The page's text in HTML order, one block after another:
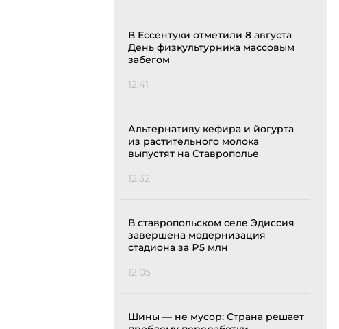
В Ессентуки отметили 8 августа
День физкультурника массовым
забегом
12:41
Альтернативу кефира и йогурта
из растительного молока
выпустят на Ставрополье
12:32
В ставропольском селе Эдиссия
завершена модернизация
стадиона за ₽5 млн
12:05
Шины — не мусор: Страна решает